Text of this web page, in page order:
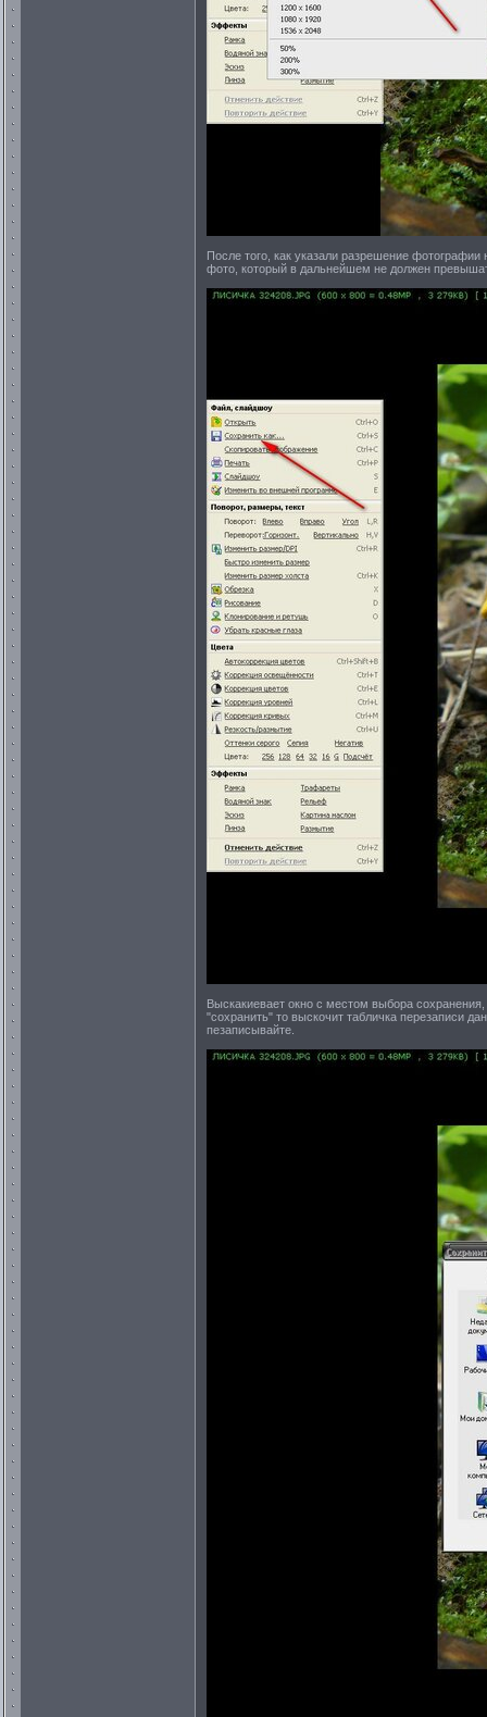
После того, как указали разрешение
фото, который в дальнейшем не должен
Выскакиевает окно с местом выбора
"сохранить" то выскочит табличка перезаписи
пезаписывайте.